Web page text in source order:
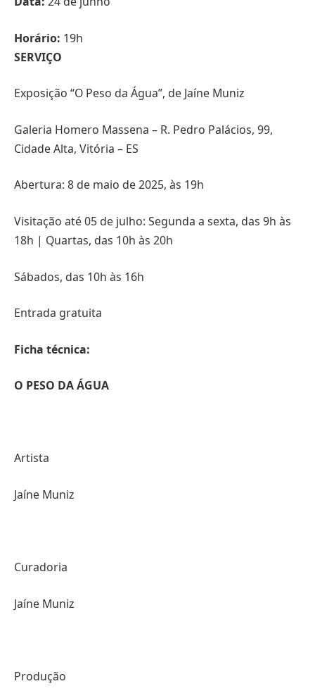
Horário: 19h
SERVIÇO
Exposição “O Peso da Água”, de Jaíne Muniz
Galeria Homero Massena – R. Pedro Palácios, 99,
Cidade Alta, Vitória – ES
Abertura: 8 de maio de 2025, às 19h
Visitação até 05 de julho: Segunda a sexta, das 9h às
18h | Quartas, das 10h às 20h
Sábados, das 10h às 16h
Entrada gratuita
Ficha técnica:
O PESO DA ÁGUA
Artista
Jaíne Muniz
Curadoria
Jaíne Muniz
Produção